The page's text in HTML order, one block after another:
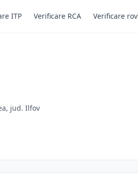
ITP Verificare RCA Verificare
jud. Ilfov